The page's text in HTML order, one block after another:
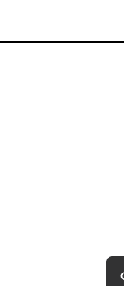
и шелковисто-